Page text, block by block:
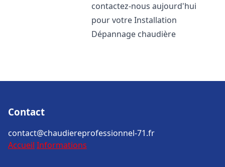
contactez-nous aujourd'hui
pour votre Installation
Dépannage chaudière
Contact
contact@chaudiereprofessionnel-71.fr
Accueil Informations